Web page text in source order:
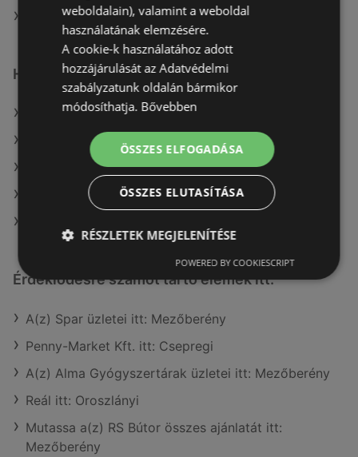
A(z) Tesco üzletei itt: Sopron-Fertődi
Hasonló kiskereskedők
A(z) Müller HU ajánlatai
A(z) Coop ajánlatai
A(z) AlphaZoo ajánlatai
A(z) G'Roby ajánlatai
Érdeklődésre számot tartó elemek itt:
A(z) Spar üzletei itt: Mezőberény
Penny-Market Kft. itt: Csepregi
A(z) Alma Gyógyszertárak üzletei itt: Mezőberény
Reál itt: Oroszlányi
Mutassa a(z) RS Bútor összes ajánlatát itt:
Mezőberény
weboldalain), valamint a weboldal
használatának elemzésére.
A cookie-k használatához adott
hozzájárulását az Adatvédelmi
szabályzatunk oldalán bármikor
módosíthatja. Bővebben
ÖSSZES ELFOGADÁSA
ÖSSZES ELUTASÍTÁSA
RÉSZLETEK MEGJELENÍTÉSE
POWERED BY COOKIESCRIPT